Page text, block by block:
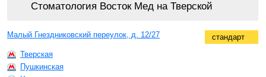
Стоматология Восток Мед на Тверской
стандарт
Малый Гнездниковский переулок, д. 12/27
Тверская
Пушкинская